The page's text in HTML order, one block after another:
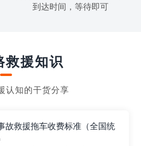
到达时间，等待即可
救援知识
认知的干货分享
故救援拖车收费标准（全国统